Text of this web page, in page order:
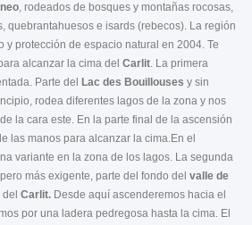
, rodeados de bosques y montañas rocosas,
quebrantahuesos e isards (rebecos). La región
y protección de espacio natural en 2004. Te
alcanzar la cima del Carlit. La primera
Parte del
Lac des Bouillouses y sin
rodea diferentes lagos de la zona y nos
la cara este. En la parte final de la ascensión
las manos para alcanzar la cima.En el
variante en la zona de los lagos. La segunda
más exigente, parte del fondo del valle de
Carlit. Desde aquí ascenderemos hacia el
por una ladera pedregosa hasta la cima. El